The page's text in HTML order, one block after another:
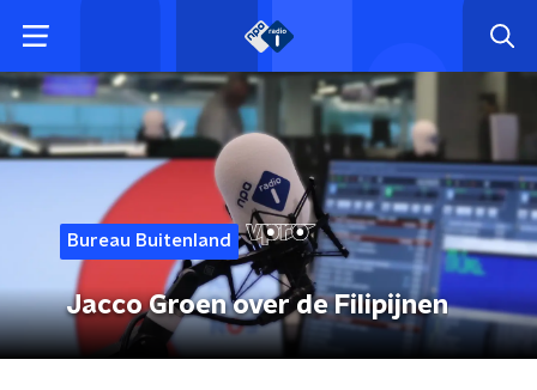
Bureau Buitenland
Jacco Groen over de Filipijnen